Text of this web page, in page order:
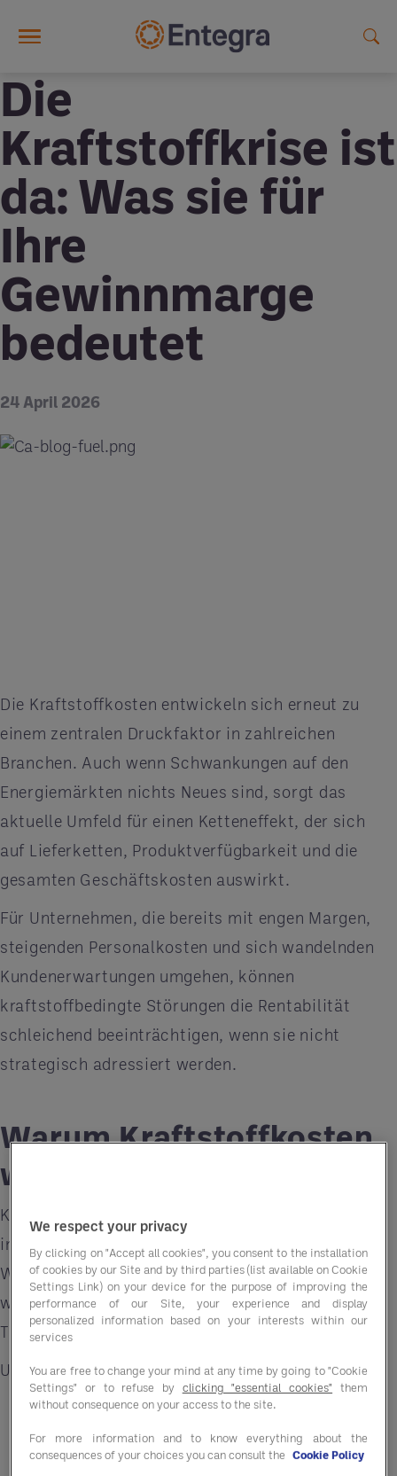
Die
Kraftstoffkrise ist
da: Was sie für
Ihre
Gewinnmarge
bedeutet
24 April 2026
Die Kraftstoffkosten entwickeln sich erneut zu
einem zentralen Druckfaktor in zahlreichen
Branchen. Auch wenn Schwankungen auf den
Energiemärkten nichts Neues sind, sorgt das
aktuelle Umfeld für einen Ketteneffekt, der sich
auf Lieferketten, Produktverfügbarkeit und die
gesamten Geschäftskosten auswirkt.
Für Unternehmen, die bereits mit engen Margen,
steigenden Personalkosten und sich wandelnden
Kundenerwartungen umgehen, können
kraftstoffbedingte Störungen die Rentabilität
schleichend beeinträchtigen, wenn sie nicht
strategisch adressiert werden.
Warum Kraftstoffkosten
wichtiger sind denn je
Kraftstoff ist ein grundlegender Kostenfaktor, der
in nahezu jeder Stufe der Lieferkette verankert ist.
Wenn die Kraftstoffpreise steigen oder instabil
werden, gehen die Auswirkungen weit über den
Transport hinaus.
Unternehmen können Folgendes feststellen:
Steigende Liefer- und Logistikkosten
Höhere Preise von Lieferanten, die
We respect your privacy
By clicking on "Accept all cookies", you consent to the installation
of cookies by our Site and by third parties (list available on Cookie
Settings Link) on your device for the purpose of improving the
performance of our Site, your experience and display
personalized information based on your interests within our
services
You are free to change your mind at any time by going to "Cookie
Settings" or to refuse by clicking "essential cookies" them
without consequence on your access to the site.
For more information and to know everything about the
consequences of your choices you can consult the Cookie Policy